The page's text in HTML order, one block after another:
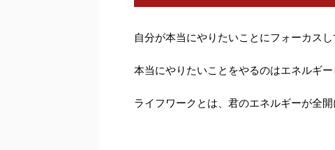
自分が本当にやりたいことにフォーカス
本当にやりたいことをやるのはエネルギー
ライフワークとは、君のエネルギーが全開